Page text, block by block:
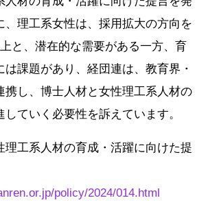
、理工系女性は、採用拡大の方向を
と、潜在的な需要がある一方、育
は課題があり、経団連は、教育界・
携し、博士人材と女性理工系人材の
ていく必要性を訴えています。
工系人材の育成・活躍に向けた提
policy/2024/014.html